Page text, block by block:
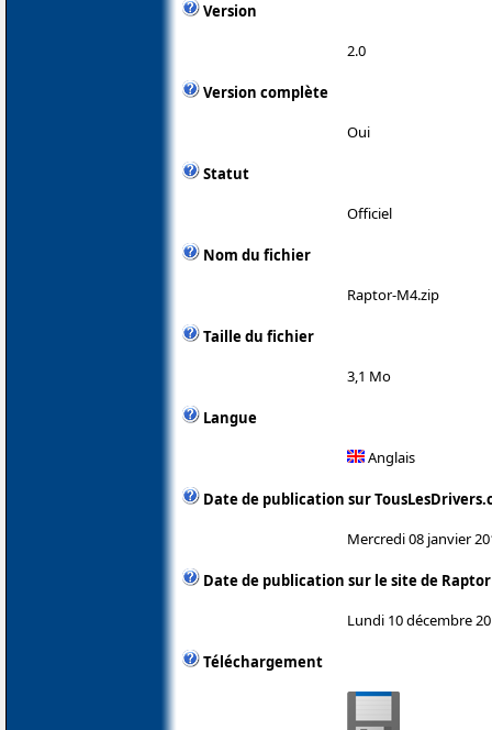
Version
2.0
Version complète
Oui
Statut
Officiel
Nom du fichier
Raptor-M4.zip
Taille du fichier
3,1 Mo
Langue
Anglais
Date de publication sur
Mercredi 08 janvier
Date de publication sur le site de
Lundi 10 décembre
Téléchargement